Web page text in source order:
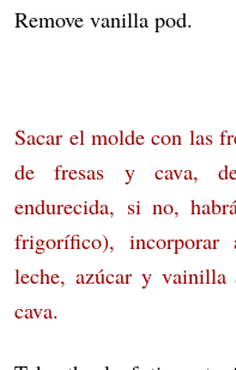
Remove vanilla pod.
Sacar el molde con las
de fresas y cava,
endurecida, si no,
frigorífico), incorporar
leche, azúcar y
cava.